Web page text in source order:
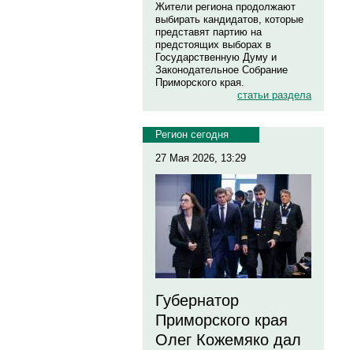
Жители региона продолжают
выбирать кандидатов, которые
представят партию на
предстоящих выборах в
Государственную Думу и
Законодательное Собрание
Приморского края.
статьи раздела
Регион сегодня
27 Мая 2026, 13:29
Губернатор
Приморского края
Олег Кожемяко дал